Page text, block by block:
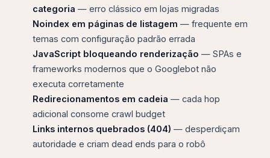
categoria — erro clássico em lojas migradas
Noindex em páginas de listagem — frequente em
temas com configuração padrão errada
JavaScript bloqueando renderização — SPAs e
frameworks modernos que o Googlebot não
executa corretamente
Redirecionamentos em cadeia — cada hop
adicional consome crawl budget
Links internos quebrados (404) — desperdiçam
autoridade e criam dead ends para o robô